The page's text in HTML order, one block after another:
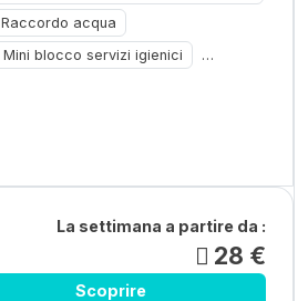
Raccordo acqua
Mini blocco servizi igienici
La settimana a partire da :
28 €
Scoprire